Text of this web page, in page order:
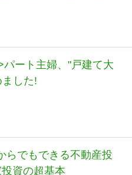
もできる「毎月20万円
~
ート主婦、"戸建て大
した!
らでもできる不動産投
資の超基本